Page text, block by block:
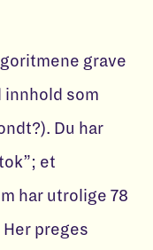
grave
innhold som
Du har
et
har utrolige 78
preges